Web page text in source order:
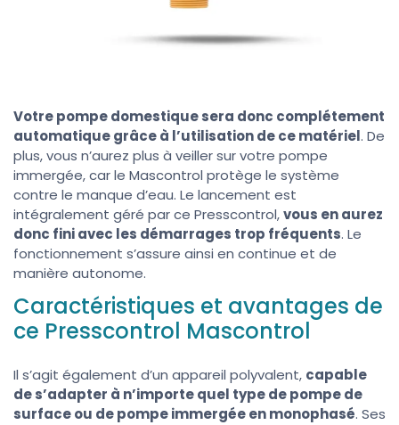
Votre pompe domestique sera donc complétement
automatique grâce à l’utilisation de ce matériel. De
plus, vous n’aurez plus à veiller sur votre pompe
immergée, car le Mascontrol protège le système
contre le manque d’eau. Le lancement est
intégralement géré par ce Presscontrol,vous en aurez
donc fini avec les démarrages trop fréquents. Le
fonctionnement s’assure ainsi en continue et de
manière autonome.
Caractéristiques et avantages de
ce Presscontrol Mascontrol
Il s’agit également d’un appareil polyvalent, capable
de s’adapter à n’importe quel type de pompe de
surface ou de pompe immergée en monophasé. Ses